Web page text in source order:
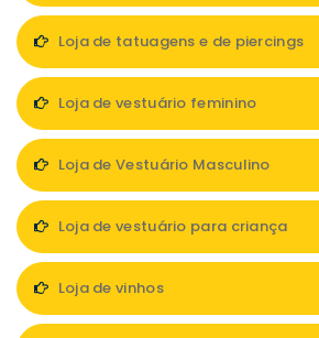
Loja de tatuagens e de piercings
Loja de vestuário feminino
Loja de Vestuário Masculino
Loja de vestuário para criança
Loja de vinhos